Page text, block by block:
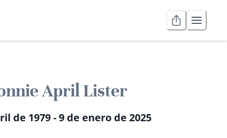
April Lister
de 1979 - 9 de enero de 2025